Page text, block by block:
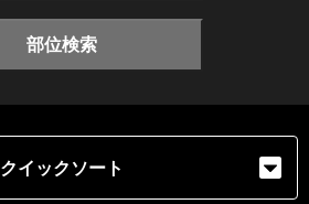
部位検索
クイックソート